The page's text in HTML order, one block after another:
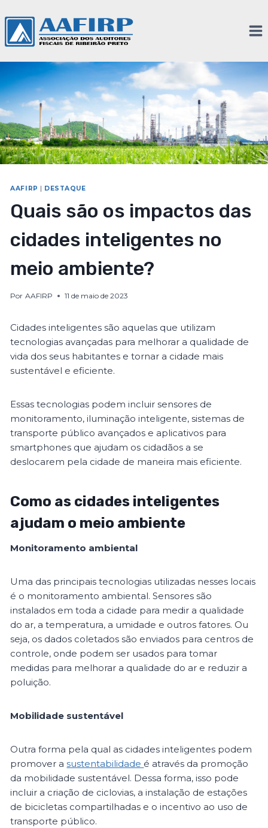
AAFIRP DESTAQUE
Quais são os impactos das
cidades inteligentes no
meio ambiente?
Por AAFIRP 11 de maio de 2023
Cidades inteligentes são aquelas que utilizam
tecnologias avançadas para melhorar a qualidade de
vida dos seus habitantes e tornar a cidade mais
sustentável e eficiente.
Essas tecnologias podem incluir sensores de
monitoramento, iluminação inteligente, sistemas de
transporte público avançados e aplicativos para
smartphones que ajudam os cidadãos a se
deslocarem pela cidade de maneira mais eficiente.
Como as cidades inteligentes
ajudam o meio ambiente
Monitoramento ambiental
Uma das principais tecnologias utilizadas nesses locais
é o monitoramento ambiental. Sensores são
instalados em toda a cidade para medir a qualidade
do ar, a temperatura, a umidade e outros fatores. Ou
seja, os dados coletados são enviados para centros de
controle, onde podem ser usados para tomar
medidas para melhorar a qualidade do ar e reduzir a
poluição.
Mobilidade sustentável
Outra forma pela qual as cidades inteligentes podem
promover asustentabilidade é através da promoção
da mobilidade sustentável. Dessa forma, isso pode
incluir a criação de ciclovias, a instalação de estações
de bicicletas compartilhadas e o incentivo ao uso de
transporte público.